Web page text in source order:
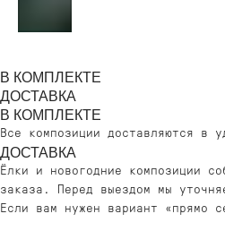
В КОМПЛЕКТЕ
ДОСТАВКА
В КОМПЛЕКТЕ
Все композиции доставляются в
ДОСТАВКА
Ёлки и новогодние композиции
заказа. Перед выездом мы
Если вам нужен вариант «прямо
ДОБАВЬТЕ